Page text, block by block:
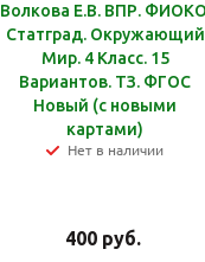
Волкова Е.В. ВПР.
Статград. Окружающий
Мир. 4 Класс. 15
Вариантов. ТЗ. ФГОС
Новый (с новыми
картами)
Нет в наличии
400руб.